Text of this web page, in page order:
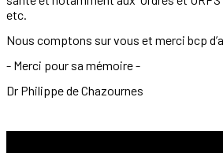
etc.
Nous comptons sur vous et merci bcp
- Merci pour sa mémoire -
Dr Philippe de Chazournes